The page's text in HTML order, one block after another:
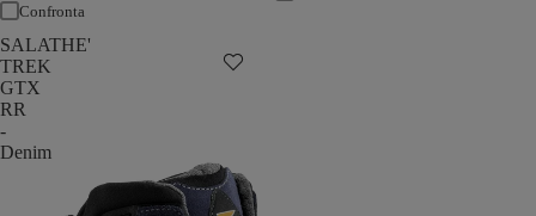
Confronta
SALATHE'
TREK
GTX
RR
-
Denim